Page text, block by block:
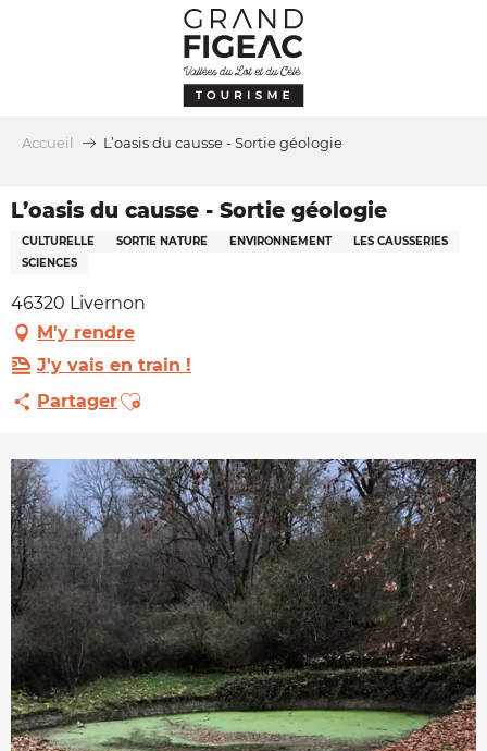
Accueil L’oasis du causse - Sortie géologie
L’oasis du causse - Sortie géologie
CULTURELLE SORTIE NATURE ENVIRONNEMENT
LES CAUSSERIES
SCIENCES
46320 Livernon
M'y rendre
J'y vais en train !
PartagerAjouter aux favoris